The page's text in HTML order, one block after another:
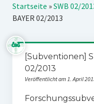
Über uns
Kontakt
Impressum
Störfälle
Kampagnen
Stichwort BAYER
Jahrestagung
Startseite »SWB 02/
BAYER 02/2013
[Subventionen]
02/2013
Veröffentlicht am 1. April